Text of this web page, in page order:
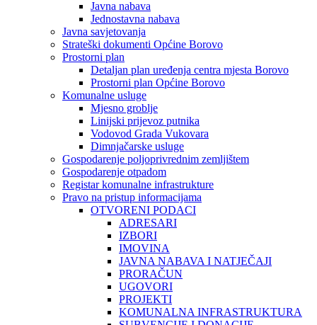
Javna nabava
Jednostavna nabava
Javna savjetovanja
Strateški dokumenti Općine Borovo
Prostorni plan
Detaljan plan uređenja centra mjesta Borovo
Prostorni plan Općine Borovo
Komunalne usluge
Mjesno groblje
Linijski prijevoz putnika
Vodovod Grada Vukovara
Dimnjačarske usluge
Gospodarenje poljoprivrednim zemljištem
Gospodarenje otpadom
Registar komunalne infrastrukture
Pravo na pristup informacijama
OTVORENI PODACI
ADRESARI
IZBORI
IMOVINA
JAVNA NABAVA I NATJEČAJI
PRORAČUN
UGOVORI
PROJEKTI
KOMUNALNA INFRASTRUKTURA